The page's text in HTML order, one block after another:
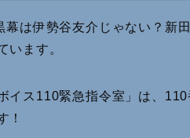
幕は伊勢谷友介じゃない？新
います。
イス110緊急指令室」は、
！